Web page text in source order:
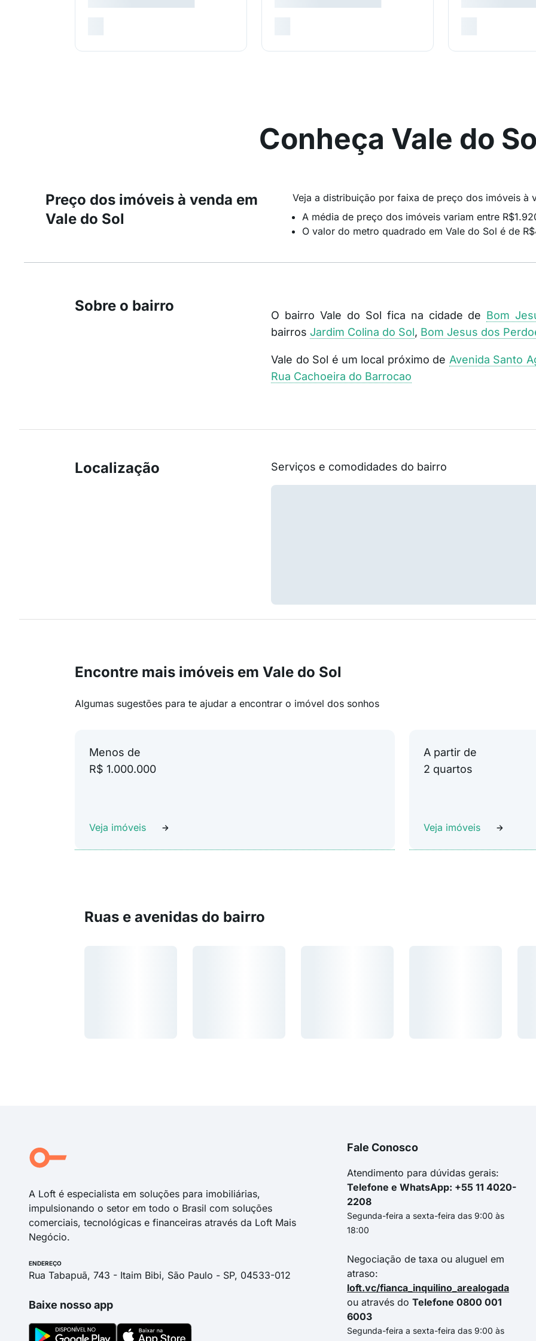
Conheça Vale do
Preço dos imóveis à venda em
Vale do Sol
Veja a distribuição por faixa de preço dos imóveis à
A média de preço dos imóveis variam entre
O valor do metro quadrado em Vale do Sol é de
Sobre o bairro
O bairro Vale do Sol fica na cidade de Bom
bairros Jardim Colina do Sol, Bom Jesus dos
Vale do Sol é um local próximo de Avenida Santo
Rua Cachoeira do Barrocao
Localização Serviços e comodidades do bairro
Encontre mais imóveis em Vale do Sol
Algumas sugestões para te ajudar a encontrar o imóvel dos sonhos
Menos de
R$ 1.000.000
Veja imóveis
A partir de
2 quartos
Veja imóveis
Ruas e avenidas do bairro
A Loft é especialista em soluções para imobiliárias,
impulsionando o setor em todo o Brasil com soluções
comerciais, tecnológicas e financeiras através da Loft Mais
Negócio.
ENDEREÇO
Rua Tabapuã, 743 - Itaim Bibi, São Paulo - SP, 04533-012
Baixe nosso app
Fale Conosco
Atendimento para dúvidas gerais:
Telefone e WhatsApp: +55 11 4020-
2208
Segunda-feira a sexta-feira das 9:00 às
18:00
Negociação de taxa ou aluguel em
atraso:
loft.vc/fianca_inquilino_arealogada
ou através do Telefone 0800 001
6003
Segunda-feira a sexta-feira das 9:00 às